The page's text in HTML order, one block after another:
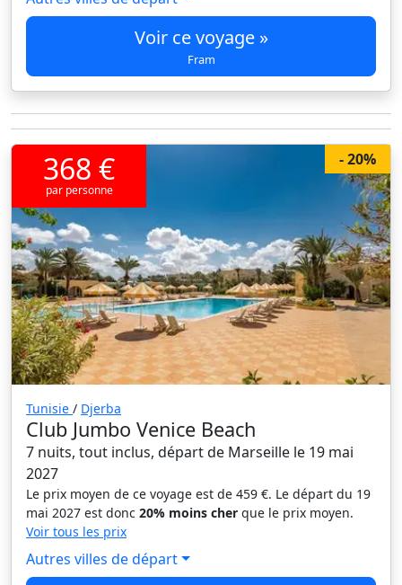
Voir ce voyage »
Fram
- 20%
368 €
par personne
Tunisie / Djerba
Club Jumbo Venice Beach
7 nuits, tout inclus, départ de Marseille le 19 mai
2027
Le prix moyen de ce voyage est de 459 €. Le départ du 19
mai 2027 est donc 20% moins cher que le prix moyen.
Voir tous les prix
Autres villes de départ